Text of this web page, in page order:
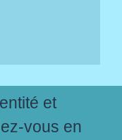
et
vous en